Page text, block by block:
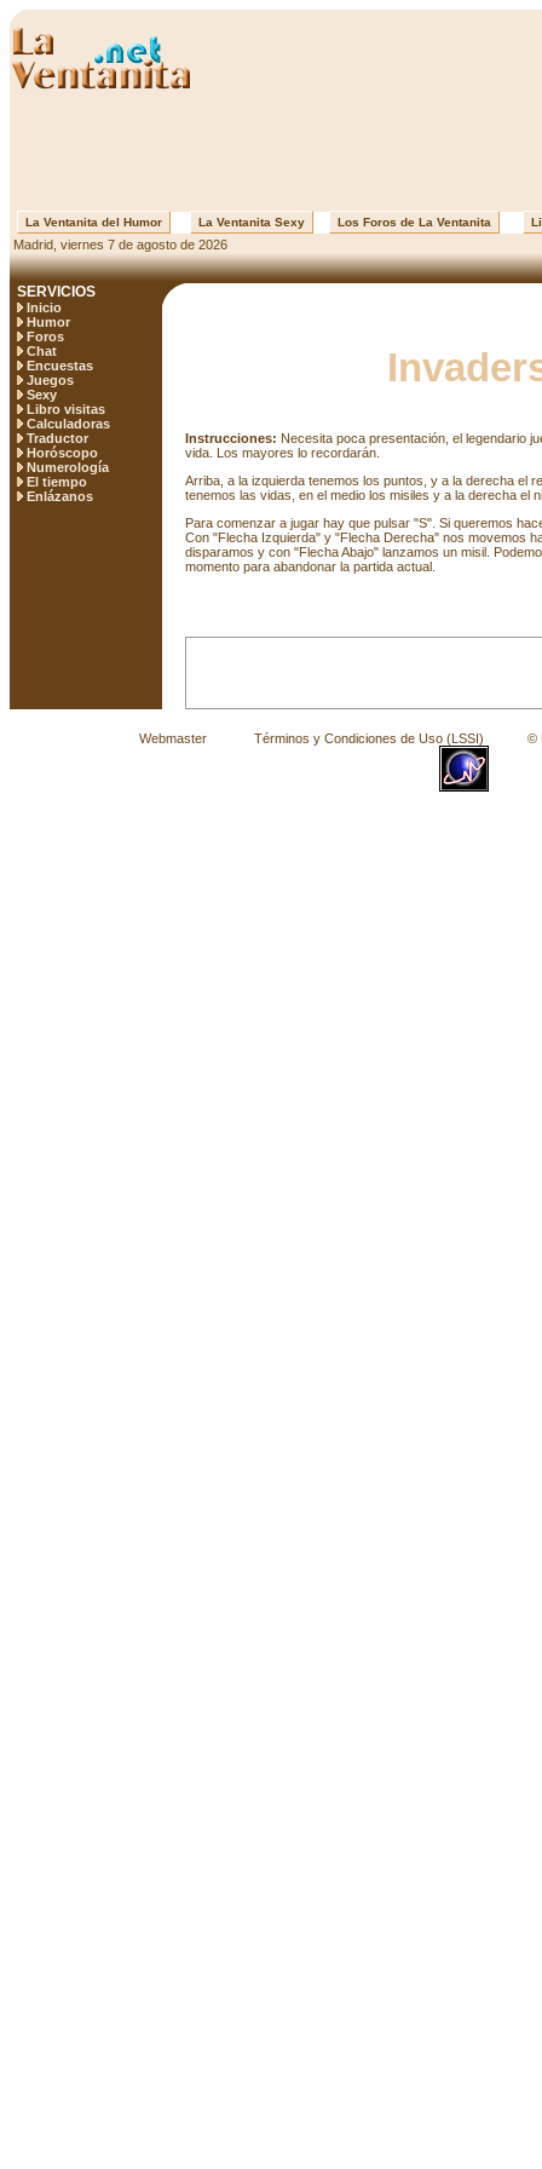
La Ventanita del Humor La Ventanita Sexy Los Foros de La Ventanita
Madrid, viernes 7 de agosto de 2026
SERVICIOS
Inicio
Humor
Foros
Chat
Encuestas
Juegos
Sexy
Libro visitas
Calculadoras
Traductor
Horóscopo
Numerología
El tiempo
Enlázanos
Instrucciones: Necesita poca presentación, el legendario
vida. Los mayores lo recordarán.
Arriba, a la izquierda tenemos los puntos, y a la derecha el
tenemos las vidas, en el medio los misiles y a la derecha el
Para comenzar a jugar hay que pulsar "S". Si queremos
Con "Flecha Izquierda" y "Flecha Derecha" nos movemos
disparamos y con "Flecha Abajo" lanzamos un misil.
momento para abandonar la partida actual.
Webmaster Términos y Condiciones de Uso (LSSI) © La